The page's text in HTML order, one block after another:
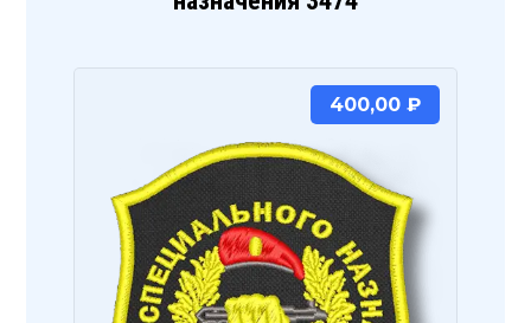
400,00 ₽